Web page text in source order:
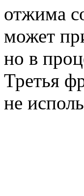
отжима
может
но в
Третья
не